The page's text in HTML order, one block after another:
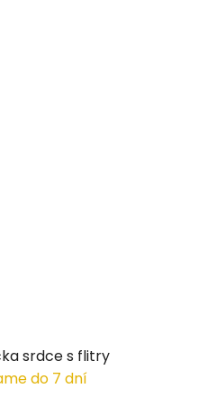
srdce s flitry
do 7 dní